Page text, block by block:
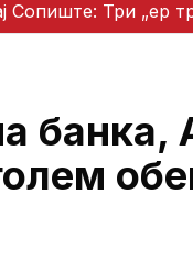
Сопиште: Три „ер
банка,